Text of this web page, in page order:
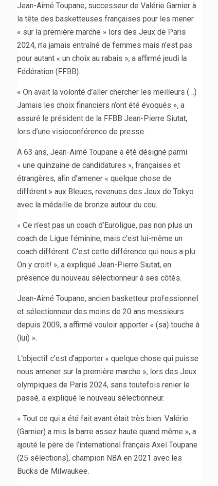
Jean-Aimé Toupane, successeur de Valérie Garnier à
la tête des basketteuses françaises pour les mener
« sur la première marche » lors des Jeux de Paris
2024, n’a jamais entraîné de femmes mais n’est pas
pour autant « un choix au rabais », a affirmé jeudi la
Fédération (FFBB).
« On avait la volonté d’aller chercher les meilleurs (…)
Jamais les choix financiers n’ont été évoqués », a
assuré le président de la FFBB Jean-Pierre Siutat,
lors d’une visioconférence de presse.
A 63 ans, Jean-Aimé Toupane a été désigné parmi
« une quinzaine de candidatures », françaises et
étrangères, afin d’amener « quelque chose de
différent » aux Bleues, revenues des Jeux de Tokyo
avec la médaille de bronze autour du cou.
« Ce n’est pas un coach d’Euroligue, pas non plus un
coach de Ligue féminine, mais c’est lui-même un
coach différent. C’est cette différence qui nous a plu.
On y croit! », a expliqué Jean-Pierre Siutat, en
présence du nouveau sélectionneur à ses côtés.
Jean-Aimé Toupane, ancien basketteur professionnel
et sélectionneur des moins de 20 ans messieurs
depuis 2009, a affirmé vouloir apporter « (sa) touche à
(lui) ».
L’objectif c’est d’apporter « quelque chose qui puisse
nous amener sur la première marche », lors des Jeux
olympiques de Paris 2024, sans toutefois renier le
passé, a expliqué le nouveau sélectionneur.
« Tout ce qui a été fait avant était très bien. Valérie
(Garnier) a mis la barre assez haute quand même », a
ajouté le père de l’international français Axel Toupane
(25 sélections), champion NBA en 2021 avec les
Bucks de Milwaukee.